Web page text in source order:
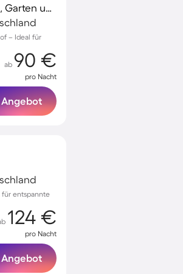
Familienfreundliches Ferienhaus mit Grill, Garten und Terrasse
– Ideal für
ab 90 €
pro Nacht
für entspannte
124 €
pro Nacht